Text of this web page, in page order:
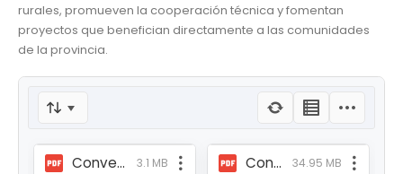
rurales, promueven la cooperación técnica y fomentan
proyectos que benefician directamente a las comunidades
de la provincia.
Convenio coop SAE-CONAGOPARE EL ORO.pdf 3.1 MB Convenio De Cooperación Interinstitucional UTMACH - CONAGOPARE EL ORO.pdf 34.95 MB